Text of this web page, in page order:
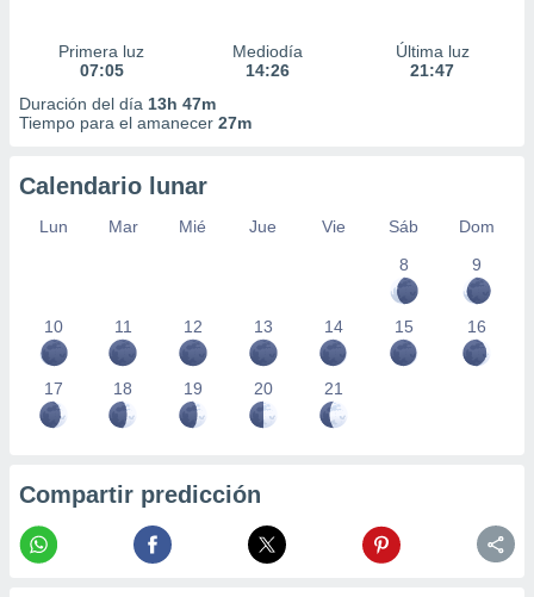
Primera luz
07:05
Mediodía
14:26
Última luz
21:47
Duración del día 13h 47m
Tiempo para el amanecer 27m
Calendario lunar
Lun Mar Mié Jue Vie Sáb
Dom
8
9
10 11 12 13 14 15 16
17 18 19 20 21
Compartir predicción